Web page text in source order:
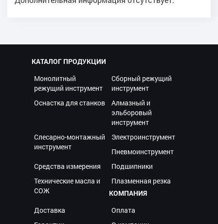
КАТАЛОГ ПРОДУКЦИИ
Монолитный
режущий инструмент
Сборный режущий
инструмент
Оснастка для станков
Алмазный и
эльборовый
инструмент
Слесарно-монтажный
инструмент
Электроинструмент
Пневмоинструмент
Средства измерения
Подшипники
Технические масла и
СОЖ
Плазменная резка
КОМПАНИЯ
Доставка
Оплата